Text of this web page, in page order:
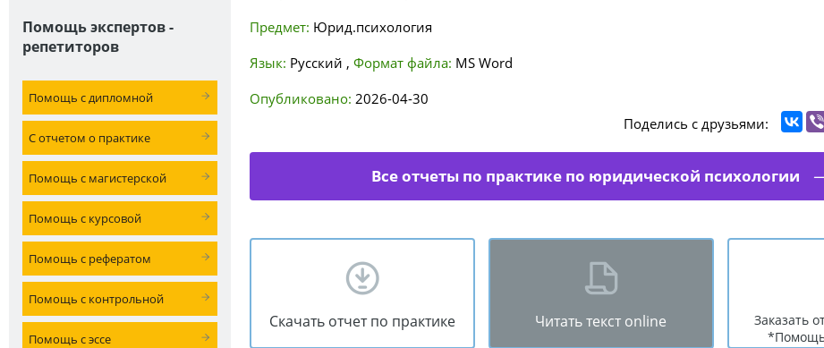
Помощь экспертов -
репетиторов
Помощь с дипломной
С отчетом о практике
Помощь с магистерской
Помощь с курсовой
Помощь с рефератом
Помощь с контрольной
Помощь с эссе
Предмет: Юрид.психология
Язык: Русский , Формат файла: MS Word
Опубликовано: 2026-04-30
Поделись с друзьями:
Все отчеты по практике по юридической психологии
Скачать отчет по практике Читать текст online
Заказать